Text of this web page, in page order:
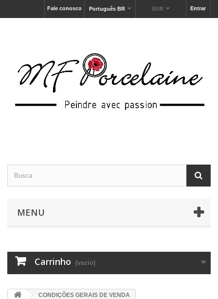
Entrar
EUR
Português BR
Fale conosco
MENU
Carrinho (vazio)
CONDIÇÕES GERAIS DE VENDA